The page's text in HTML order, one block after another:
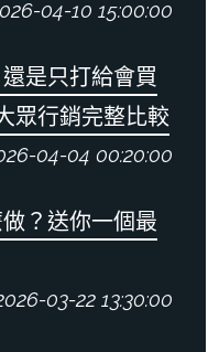
04-10 15:00:00
是只打給會買
眾行銷完整比較
04-04 00:20:00
？送你一個最
03-22 13:30:00